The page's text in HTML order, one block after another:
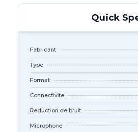
Quick
Fabricant
Type
Format
Connectivite
Reduction de bruit
Microphone